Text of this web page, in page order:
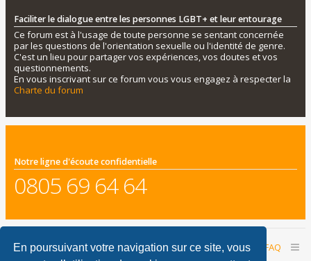
En poursuivant votre navigation sur ce site, vous
Faciliter le dialogue entre les personnes LGBT+ et leur entourage
Ce forum est à l'usage de toute personne se sentant concernée
par les questions de l'orientation sexuelle ou l'identité de genre.
C'est un lieu pour partager vos expériences, vos doutes et vos
questionnements.
En vous inscrivant sur ce forum vous vous engagez à respecter la
Charte du forum
Notre ligne d'écoute confidentielle
0805 69 64 64
Accueil du forum FAQ
Nous contacter